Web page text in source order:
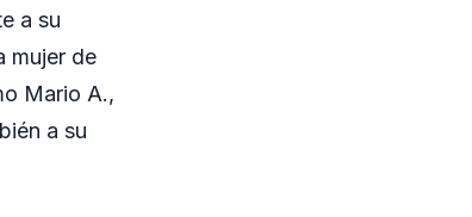
a su
mujer de
Mario A.,
a su